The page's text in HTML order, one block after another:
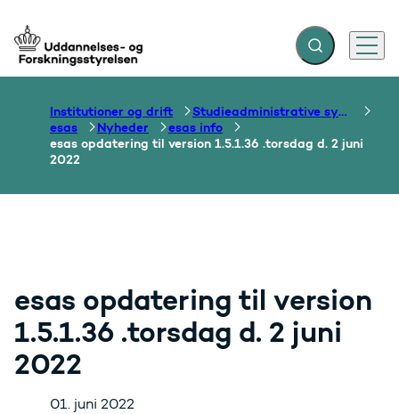
Gå til forsiden Fold søgefelt ud
Menu
Institutioner og drift
Studieadministrative systemer
esas
Nyheder
esas info
esas opdatering til version 1.5.1.36 .torsdag d. 2 juni
2022
esas opdatering til version
1.5.1.36 .torsdag d. 2 juni
2022
01. juni 2022